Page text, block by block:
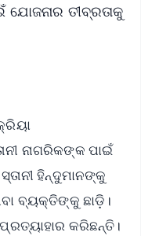
ତୀବ୍ରତାକୁ
ନାଗରିକଙ୍କ ପାଇଁ
ହିନ୍ଦୁମାନଙ୍କୁ
ବ୍ୟକ୍ତିଙ୍କୁ ଛାଡ଼ି।
କରିଛନ୍ତି।